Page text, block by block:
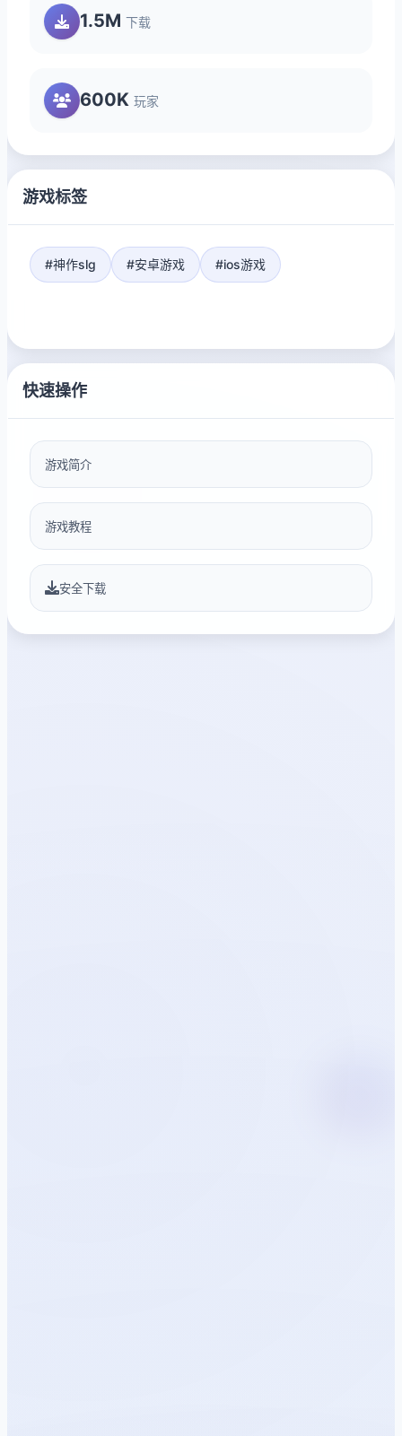
1.5M 下载
600K 玩家
游戏标签
#神作slg #安卓游戏 #ios游戏
快速操作
游戏简介
游戏教程
安全下载